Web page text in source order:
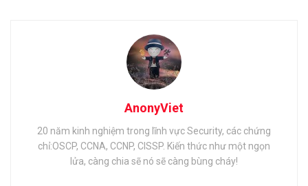
AnonyViet
20 năm kinh nghiệm trong lĩnh vực Security, các chứng
chỉ:OSCP, CCNA, CCNP, CISSP. Kiến thức như một ngọn
lửa, càng chia sẽ nó sẽ càng bùng cháy!